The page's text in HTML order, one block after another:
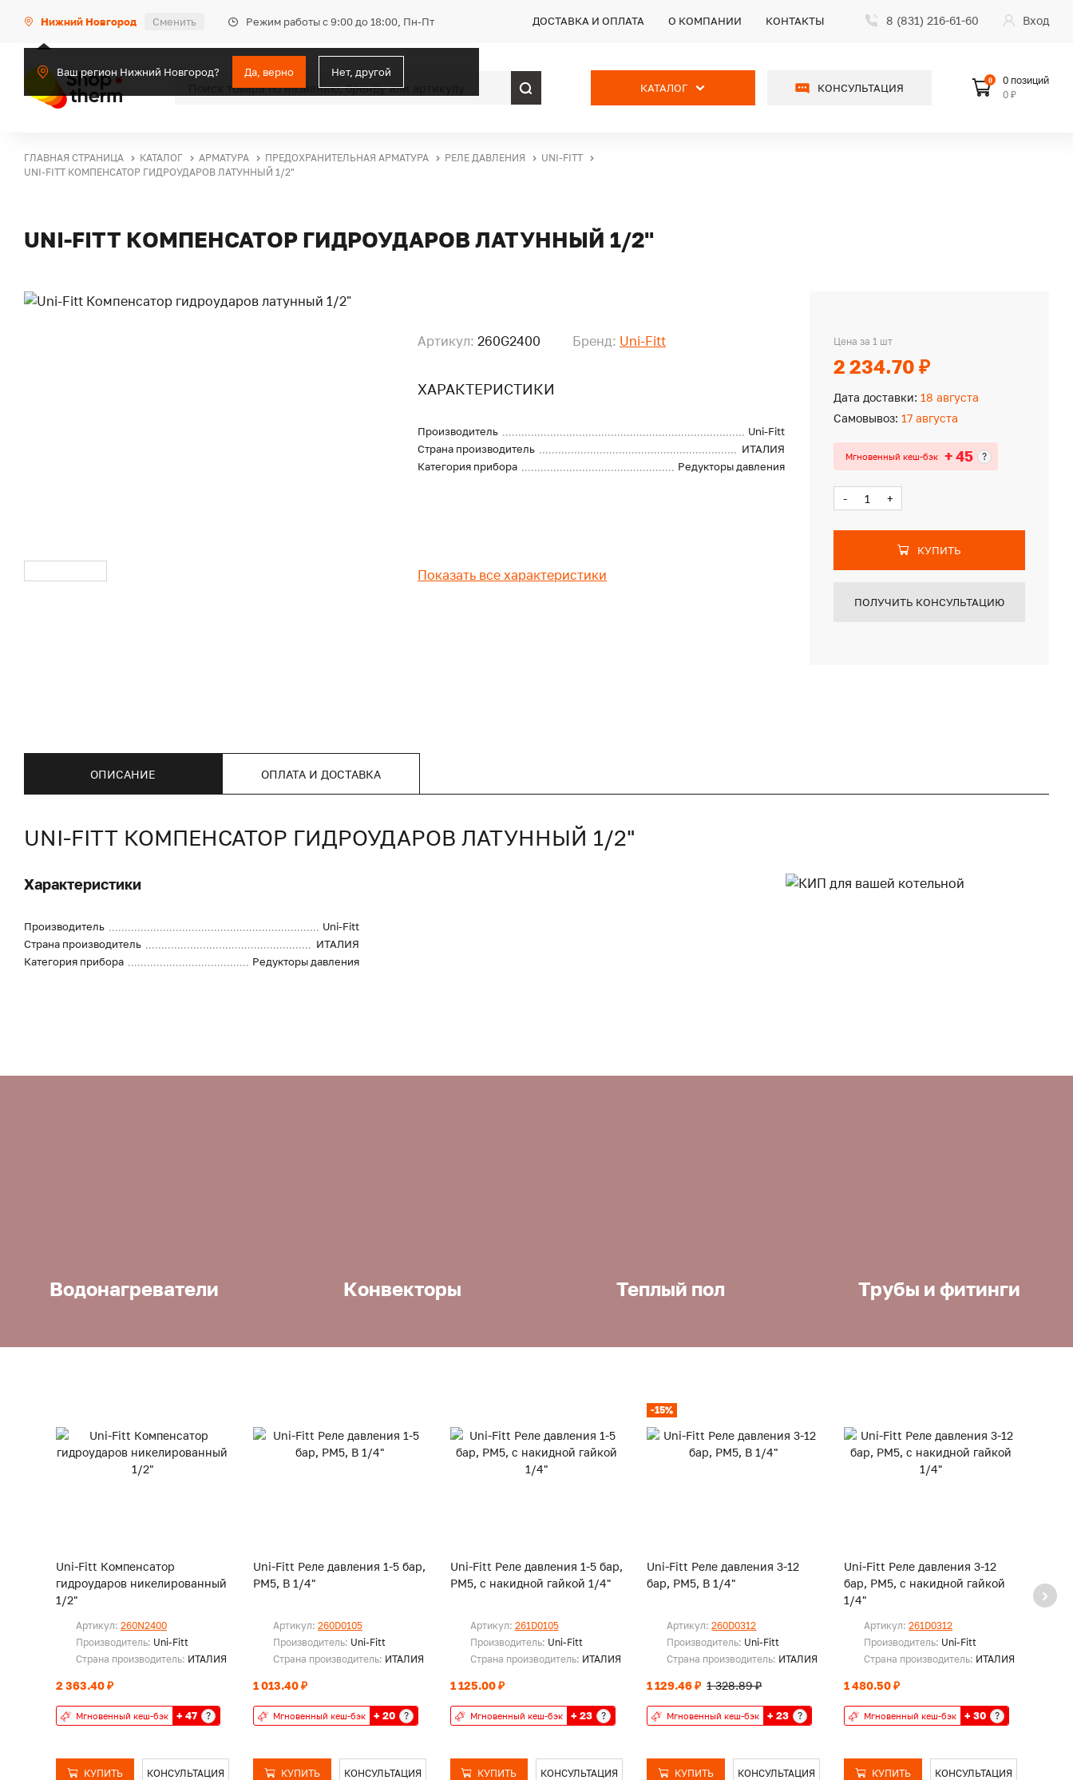
Нижний Новгород Сменить Режим работы с 9:00 до 18:00, Пн-Пт
Ваш регион Нижний Новгород? Да, верно Нет, другой
ДОСТАВКА И ОПЛАТА О КОМПАНИИ КОНТАКТЫ 8 (831) 216-61-60 Вход
КАТАЛОГ КОНСУЛЬТАЦИЯ
0
0 позиций
0 ₽
ГЛАВНАЯ СТРАНИЦА КАТАЛОГ АРМАТУРА ПРЕДОХРАНИТЕЛЬНАЯ АРМАТУРА РЕЛЕ ДАВЛЕНИЯ
UNI-FITT
UNI-FITT КОМПЕНСАТОР ГИДРОУДАРОВ ЛАТУННЫЙ 1/2"
UNI-FITT КОМПЕНСАТОР ГИДРОУДАРОВ ЛАТУННЫЙ 1/2"
Артикул: 260G2400 Бренд: Uni-Fitt
ХАРАКТЕРИСТИКИ
Производитель
Uni-Fitt
Страна производитель
ИТАЛИЯ
Категория прибора
Редукторы давления
Показать все характеристики
Цена за 1 шт
2 234.70 ₽
Дата доставки: 18 августа
Самовывоз: 17 августа
Мгновенный кеш-бэк + 45 ?
- +
КУПИТЬ
ПОЛУЧИТЬ КОНСУЛЬТАЦИЮ
ОПИСАНИЕ ОПЛАТА И ДОСТАВКА
UNI-FITT КОМПЕНСАТОР ГИДРОУДАРОВ ЛАТУННЫЙ 1/2"
Характеристики
Производитель
Uni-Fitt
Страна производитель
ИТАЛИЯ
Категория прибора
Редукторы давления
Водонагреватели Конвекторы Теплый пол Трубы и фитинги
Uni-Fitt Компенсатор
гидроударов никелированный
1/2"
Артикул: 260N2400
Производитель: Uni-Fitt
Страна производитель: ИТАЛИЯ
2 363.40 ₽
Мгновенный кеш-бэк + 47 ?
КУПИТЬ КОНСУЛЬТАЦИЯ
Uni-Fitt Реле давления 1-5 бар,
РМ5, В 1/4"
Артикул: 260D0105
Производитель: Uni-Fitt
Страна производитель: ИТАЛИЯ
1 013.40 ₽
Мгновенный кеш-бэк + 20 ?
КУПИТЬ КОНСУЛЬТАЦИЯ
Uni-Fitt Реле давления 1-5 бар,
РМ5, с накидной гайкой 1/4"
Артикул: 261D0105
Производитель: Uni-Fitt
Страна производитель: ИТАЛИЯ
1 125.00 ₽
Мгновенный кеш-бэк + 23 ?
КУПИТЬ КОНСУЛЬТАЦИЯ
-15%
Uni-Fitt Реле давления 3-12
бар, РМ5, В 1/4"
Артикул:260D0312
Производитель: Uni-Fitt
Страна производитель: ИТАЛИЯ
1 129.46 ₽ 1 328.89 ₽
Мгновенный кеш-бэк + 23 ?
КУПИТЬ КОНСУЛЬТАЦИЯ
Uni-Fitt Реле давления 3-12
бар, РМ5, с накидной гайкой
1/4"
Артикул:261D0312
Производитель: Uni-Fitt
Страна производитель: ИТАЛИЯ
1 480.50 ₽
Мгновенный кеш-бэк + 30 ?
КУПИТЬ КОНСУЛЬТАЦИЯ
1/4"